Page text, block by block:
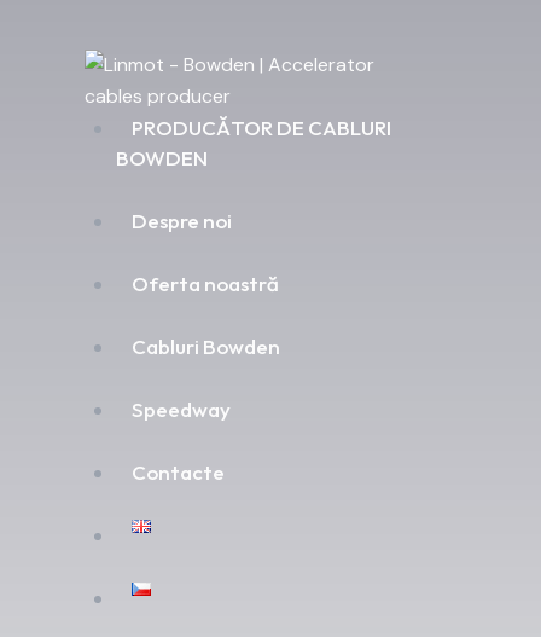
PRODUCĂTOR DE CABLURI
BOWDEN
Despre noi
Oferta noastră
Cabluri Bowden
Speedway
Contacte